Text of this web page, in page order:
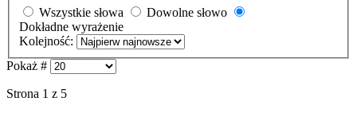
Wszystkie słowa
Dowolne słowo
Dokładne wyrażenie
Kolejność:
Pokaż #
Strona 1 z 5